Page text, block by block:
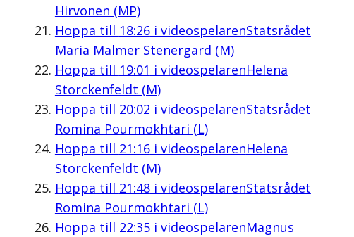
Hirvonen (MP)
Hoppa till 18:26i videospelarenStatsrådet
Maria Malmer Stenergard (M)
Hoppa till 19:01 i videospelarenHelena
Storckenfeldt (M)
Hoppa till 20:02 i videospelarenStatsrådet
Romina Pourmokhtari (L)
Hoppa till 21:16i videospelarenHelena
Storckenfeldt (M)
Hoppa till 21:48i videospelarenStatsrådet
Romina Pourmokhtari (L)
Hoppa till 22:35i videospelarenMagnus